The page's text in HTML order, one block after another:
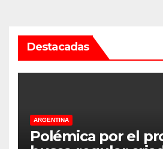
Destacadas
ARGENTINA
Polémica por el